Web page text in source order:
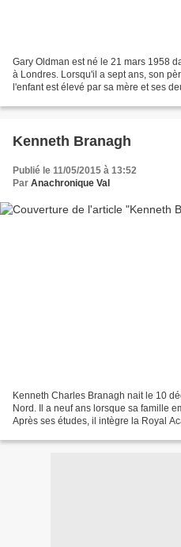
Gary Oldman est né le 21 mars 1958
à Londres. Lorsqu'il a sept ans, son
l'enfant est élevé par sa mère et ses
Kenneth Branagh
Publié le 11/05/2015 à 13:52
Par Anachronique Val
Kenneth Charles Branagh nait le 10
Nord. Il a neuf ans lorsque sa famille
Après ses études, il intègre la Royal